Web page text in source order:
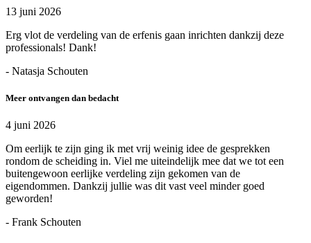
13 juni 2026
Erg vlot de verdeling van de erfenis gaan inrichten dankzij deze
professionals! Dank!
- Natasja Schouten
Meer ontvangen dan bedacht
4 juni 2026
Om eerlijk te zijn ging ik met vrij weinig idee de gesprekken
rondom de scheiding in. Viel me uiteindelijk mee dat we tot een
buitengewoon eerlijke verdeling zijn gekomen van de
eigendommen. Dankzij jullie was dit vast veel minder goed
geworden!
- Frank Schouten